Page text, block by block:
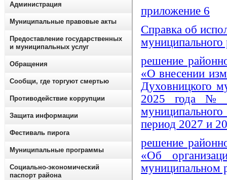
приложение 6
Справка об
муниципального
решение
«О внесении
Духовницкого
2025 года №
период 2027 и
решение
«Об
муниципальном
Администрация
Муниципальные правовые акты
Предоставление государственных
и муниципальных услуг
Обращения
Сообщи, где торгуют смертью
Противодействие коррупции
Защита информации
Фестиваль пирога
Муниципальные программы
Социально-экономический
паспорт района